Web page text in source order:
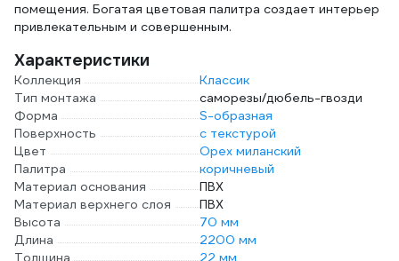
помещения. Богатая цветовая палитра создает интерьер
привлекательным и совершенным.
Характеристики
Коллекция
Классик
Тип монтажа
саморезы/дюбель-гвозди
Форма
S-образная
Поверхность
с текстурой
Цвет
Орех миланский
Палитра
коричневый
Материал основания
ПВХ
Материал верхнего слоя
ПВХ
Высота
70 мм
Длина
2200 мм
Толщина
22 мм